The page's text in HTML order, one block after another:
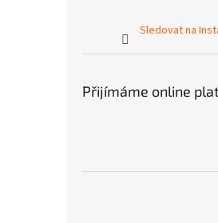
Sledovat na
Přijímáme online